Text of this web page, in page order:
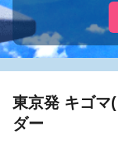
東京発 キゴマ
ダー